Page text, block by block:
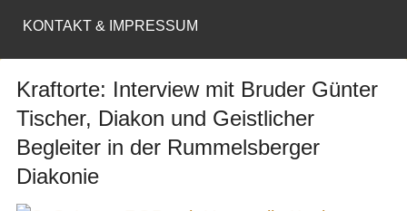
KONTAKT & IMPRESSUM
Kraftorte: Interview mit Bruder Günter
Tischer, Diakon und Geistlicher
Begleiter in der Rummelsberger
Diakonie